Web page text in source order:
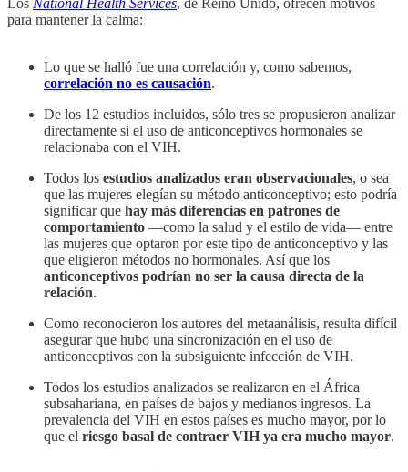
para mantener la calma:
Lo que se halló fue una correlación y, como sabemos,
correlación no es causación.
De los 12 estudios incluidos, sólo tres se propusieron analizar
directamente si el uso de anticonceptivos hormonales se
relacionaba con el VIH.
Todos los estudios analizados eran observacionales, o sea
que las mujeres elegían su método anticonceptivo; esto podría
significar que hay más diferencias en patrones de
comportamiento —como la salud y el estilo de vida— entre
las mujeres que optaron por este tipo de anticonceptivo y las
que eligieron métodos no hormonales. Así que los
anticonceptivos podrían no ser la causa directa de la
relación.
Como reconocieron los autores del metaanálisis, resulta difícil
asegurar que hubo una sincronización en el uso de
anticonceptivos con la subsiguiente infección de VIH.
Todos los estudios analizados se realizaron en el África
subsahariana, en países de bajos y medianos ingresos. La
prevalencia del VIH en estos países es mucho mayor, por lo
que el riesgo basal de contraer VIH ya era mucho mayor.